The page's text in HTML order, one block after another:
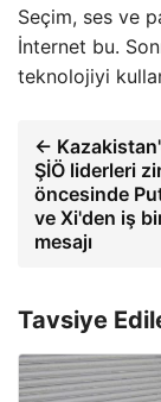
Seçim, ses ve
İnternet bu.
teknolojiyi
←
ŞİÖ liderleri
öncesinde
ve Xi'den iş
mesajı
Tavsiye